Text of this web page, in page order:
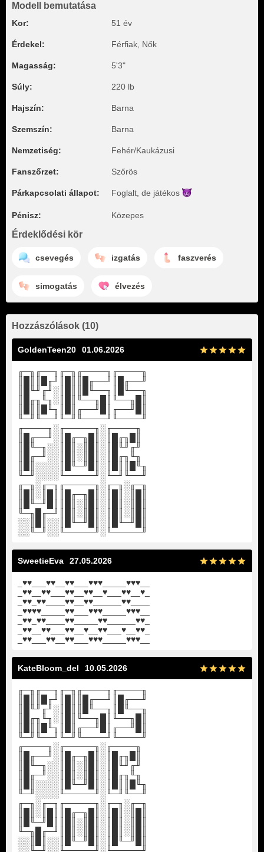
Modell bemutatása
Kor: 51 év
Érdekel: Férfiak, Nők
Magasság: 5'3"
Súly: 220 lb
Hajszín: Barna
Szemszín: Barna
Nemzetiség: Fehér/Kaukázusi
Fanszőrzet: Szőrös
Párkapcsolati állapot: Foglalt, de játékos
Pénisz: Közepes
Érdeklődési kör
csevegés izgatás faszverés
simogatás élvezés
Hozzászólások (10)
GoldenTeen20 01.06.2026
╓─╖╓──╖╓─╖╓────╖╓────╖
║█║║█╓╜║█║║█╓──╜║█╓──╜
║█╙╜╓╜░║█║║█╙──╖║█╙──╖
║█╓╖╙╖░║█║╙──╖█║╙──╖█║
║█║║█╙╖║█║╓──╜█║╓──╜█║
╙─╜╙──╜╙─╜╙────╜╙────╜
╓────╖░╓─────╖░╓────╖
║█╓──╜░║█╓─╖█║░║█╓╖█║
║█╙─╖░░║█║░║█║░║█╙╜╓╜
║█╓─╜░░║█║░║█║░║█╓╖╙╖
║█║░░░░║█╙─╜█║░║█║║█╙╖
╙─╜░░░░╙─────╜░╙─╜╙──╜
╓─╖░╓─╖╓─────╖░╓─╖░╓─╖
║█║░║█║║█╓─╖█║░║█║░║█║
║█╙─╜█║║█║░║█║░║█║░║█║
╙─╖█╓─╜║█║░║█║░║█║░║█║
░░║█║░░║█╙─╜█║░║█╙─╜█║
░░╙─╜░░╙─────╜░╙─────╜
SweetieEva 27.05.2026
_♥♥___♥♥__♥♥___♥♥♥_____♥♥♥__
_♥♥__♥♥___♥♥__♥♥__♥___♥♥__♥_
_♥♥_♥♥____♥♥__♥♥______♥♥____
_♥♥♥♥_____♥♥___♥♥♥_____♥♥♥__
_♥♥_♥♥____♥♥_____♥♥______♥♥_
_♥♥__♥♥___♥♥__♥__♥♥___♥__♥♥_
_♥♥___♥♥__♥♥___♥♥♥_____♥♥♥__
KateBloom_del 10.05.2026
╓─╖╓──╖╓─╖╓────╖╓────╖
║█║║█╓╜║█║║█╓──╜║█╓──╜
║█╙╜╓╜░║█║║█╙──╖║█╙──╖
║█╓╖╙╖░║█║╙──╖█║╙──╖█║
║█║║█╙╖║█║╓──╜█║╓──╜█║
╙─╜╙──╜╙─╜╙────╜╙────╜
╓────╖░╓─────╖░╓────╖
║█╓──╜░║█╓─╖█║░║█╓╖█║
║█╙─╖░░║█║░║█║░║█╙╜╓╜
║█╓─╜░░║█║░║█║░║█╓╖╙╖
║█║░░░░║█╙─╜█║░║█║║█╙╖
╙─╜░░░░╙─────╜░╙─╜╙──╜
╓─╖░╓─╖╓─────╖░╓─╖░╓─╖
║█║░║█║║█╓─╖█║░║█║░║█║
║█╙─╜█║║█║░║█║░║█║░║█║
╙─╖█╓─╜║█║░║█║░║█║░║█║
░░║█║░░║█╙─╜█║░║█╙─╜█║